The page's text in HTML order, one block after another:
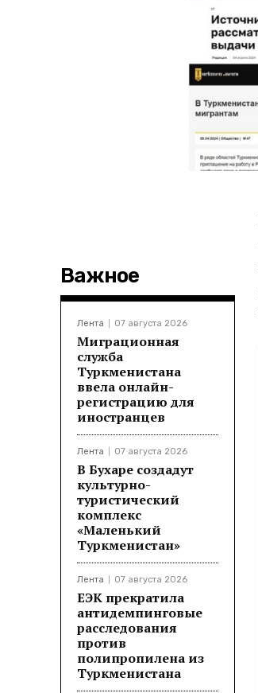
Важное
Лента 07 августа 2026
Миграционная
служба
Туркменистана
ввела онлайн-
регистрацию для
иностранцев
Лента 07 августа 2026
В Бухаре создадут
культурно-
туристический
комплекс
«Маленький
Туркменистан»
Лента 07 августа 2026
ЕЭК прекратила
антидемпинговые
расследования
против
полипропилена из
Туркменистана